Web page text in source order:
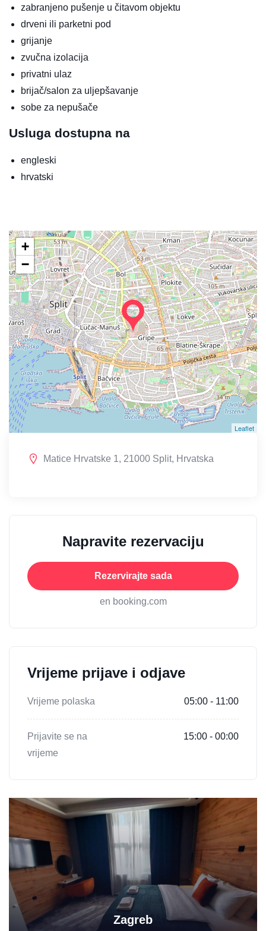
zabranjeno pušenje u čitavom objektu
drveni ili parketni pod
grijanje
zvučna izolacija
privatni ulaz
brijač/salon za uljepšavanje
sobe za nepušače
Usluga dostupna na
engleski
hrvatski
+
−
Leaflet
Matice Hrvatske 1, 21000 Split, Hrvatska
Napravite rezervaciju
Rezervirajte sada
en booking.com
Vrijeme prijave i odjave
Vrijeme polaska 05:00 - 11:00
Prijavite se na
vrijeme
15:00 - 00:00
Zagreb